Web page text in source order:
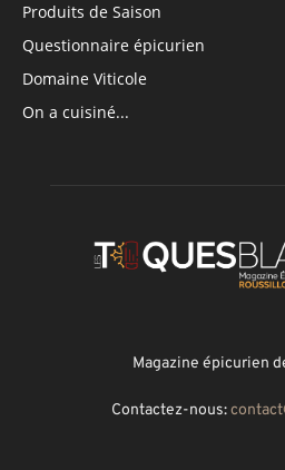
Produits de Saison
Questionnaire épicurien
Domaine Viticole
On a cuisiné...
Magazine épicurien
Contactez-nous: